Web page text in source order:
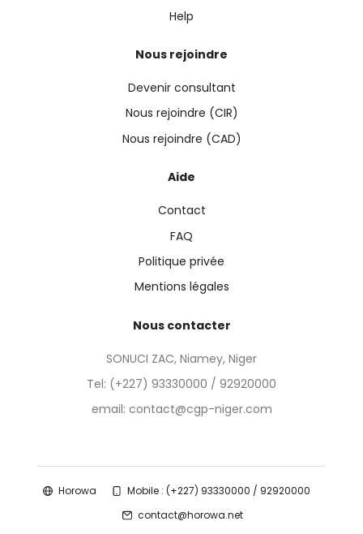
Help
Nous rejoindre
Devenir consultant
Nous rejoindre (CIR)
Nous rejoindre (CAD)
Aide
Contact
FAQ
Politique privée
Mentions légales
Nous contacter
SONUCI ZAC, Niamey, Niger
Tel: (+227) 93330000 / 92920000
email: contact@cgp-niger.com
Horowa
Mobile : (+227) 93330000 / 92920000
contact@horowa.net